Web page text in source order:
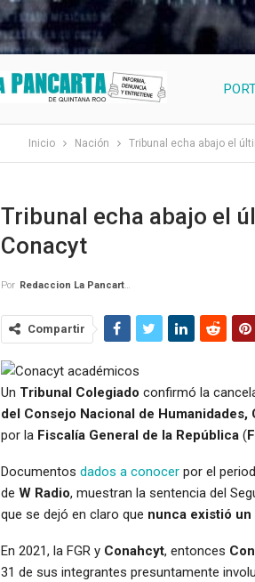
Inicio Nación Tribunal echa abajo el
Tribunal echa abajo el
Conacyt
Por Redaccion La Pancarta De Quintana Roo
Compartir
Un Tribunal Colegiado confirmó la
del Consejo Nacional de
por la Fiscalía General de la República(
Documentos dados a conocerpor el
de W Radio, muestran la sentencia del
que se dejó en claro que nunca existió
En 2021, la FGR y Conahcyt, entonces
31 de sus integrantes presuntamente